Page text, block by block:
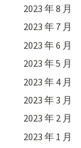
2023 年 8 月
2023 年 7 月
2023 年 6 月
2023 年 5 月
2023 年 4 月
2023 年 3 月
2023 年 2 月
2023 年 1 月